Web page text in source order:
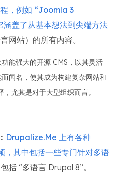
，例如 “Joomla 3
盖了从基本想法到尖端方法
网站）的所有内容。
能强大的开源 CMS，以其灵活
闻名，使其成为构建复杂网站和
尤其是对于大型组织而言。
Drupalize.Me 上有各种
，其中包括一些专门针对多语
包括 “多语言 Drupal 8”。